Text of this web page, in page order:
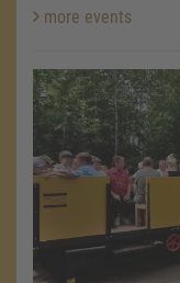
more events